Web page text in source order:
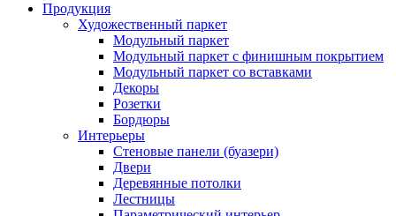
Продукция
Художественный паркет
Модульный паркет
Модульный паркет с финишным покрытием
Модульный паркет со вставками
Декоры
Розетки
Бордюры
Интерьеры
Стеновые панели (буазери)
Двери
Деревянные потолки
Лестницы